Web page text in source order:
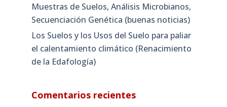
Muestras de Suelos, Análisis Microbianos,
Secuenciación Genética (buenas noticias)
Los Suelos y los Usos del Suelo para paliar
el calentamiento climático (Renacimiento
de la Edafología)
Comentarios recientes